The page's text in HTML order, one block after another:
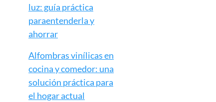
luz: guía práctica
paraentenderla y
ahorrar
Alfombras vinílicas en
cocina y comedor: una
solución práctica para
el hogar actual